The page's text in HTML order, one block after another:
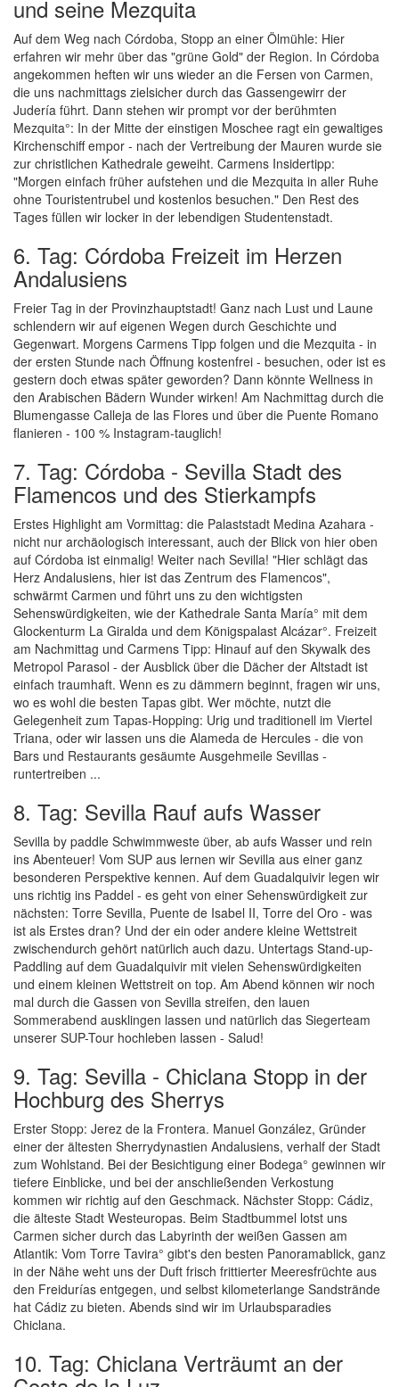
und seine Mezquita
Auf dem Weg nach Córdoba, Stopp an einer Ölmühle: Hier
erfahren wir mehr über das "grüne Gold" der Region. In Córdoba
angekommen heften wir uns wieder an die Fersen von Carmen,
die uns nachmittags zielsicher durch das Gassengewirr der
Judería führt. Dann stehen wir prompt vor der berühmten
Mezquita°: In der Mitte der einstigen Moschee ragt ein gewaltiges
Kirchenschiff empor - nach der Vertreibung der Mauren wurde sie
zur christlichen Kathedrale geweiht. Carmens Insidertipp:
"Morgen einfach früher aufstehen und die Mezquita in aller Ruhe
ohne Touristentrubel und kostenlos besuchen." Den Rest des
Tages füllen wir locker in der lebendigen Studentenstadt.
6. Tag: Córdoba Freizeit im Herzen
Andalusiens
Freier Tag in der Provinzhauptstadt! Ganz nach Lust und Laune
schlendern wir auf eigenen Wegen durch Geschichte und
Gegenwart. Morgens Carmens Tipp folgen und die Mezquita - in
der ersten Stunde nach Öffnung kostenfrei - besuchen, oder ist es
gestern doch etwas später geworden? Dann könnte Wellness in
den Arabischen Bädern Wunder wirken! Am Nachmittag durch die
Blumengasse Calleja de las Flores und über die Puente Romano
flanieren - 100 % Instagram-tauglich!
7. Tag: Córdoba - Sevilla Stadt des
Flamencos und des Stierkampfs
Erstes Highlight am Vormittag: die Palaststadt Medina Azahara -
nicht nur archäologisch interessant, auch der Blick von hier oben
auf Córdoba ist einmalig! Weiter nach Sevilla! "Hier schlägt das
Herz Andalusiens, hier ist das Zentrum des Flamencos",
schwärmt Carmen und führt uns zu den wichtigsten
Sehenswürdigkeiten, wie der Kathedrale Santa María° mit dem
Glockenturm La Giralda und dem Königspalast Alcázar°. Freizeit
am Nachmittag und Carmens Tipp: Hinauf auf den Skywalk des
Metropol Parasol - der Ausblick über die Dächer der Altstadt ist
einfach traumhaft. Wenn es zu dämmern beginnt, fragen wir uns,
wo es wohl die besten Tapas gibt. Wer möchte, nutzt die
Gelegenheit zum Tapas-Hopping: Urig und traditionell im Viertel
Triana, oder wir lassen uns die Alameda de Hercules - die von
Bars und Restaurants gesäumte Ausgehmeile Sevillas -
runtertreiben ...
8. Tag: Sevilla Rauf aufs Wasser
Sevilla by paddle Schwimmweste über, ab aufs Wasser und rein
ins Abenteuer! Vom SUP aus lernen wir Sevilla aus einer ganz
besonderen Perspektive kennen. Auf dem Guadalquivir legen wir
uns richtig ins Paddel - es geht von einer Sehenswürdigkeit zur
nächsten: Torre Sevilla, Puente de Isabel II, Torre del Oro - was
ist als Erstes dran? Und der ein oder andere kleine Wettstreit
zwischendurch gehört natürlich auch dazu. Untertags Stand-up-
Paddling auf dem Guadalquivir mit vielen Sehenswürdigkeiten
und einem kleinen Wettstreit on top. Am Abend können wir noch
mal durch die Gassen von Sevilla streifen, den lauen
Sommerabend ausklingen lassen und natürlich das Siegerteam
unserer SUP-Tour hochleben lassen - Salud!
9. Tag: Sevilla - Chiclana Stopp in der
Hochburg des Sherrys
Erster Stopp: Jerez de la Frontera. Manuel González, Gründer
einer der ältesten Sherrydynastien Andalusiens, verhalf der Stadt
zum Wohlstand. Bei der Besichtigung einer Bodega° gewinnen wir
tiefere Einblicke, und bei der anschließenden Verkostung
kommen wir richtig auf den Geschmack. Nächster Stopp: Cádiz,
die älteste Stadt Westeuropas. Beim Stadtbummel lotst uns
Carmen sicher durch das Labyrinth der weißen Gassen am
Atlantik: Vom Torre Tavira° gibt's den besten Panoramablick, ganz
in der Nähe weht uns der Duft frisch frittierter Meeresfrüchte aus
den Freidurías entgegen, und selbst kilometerlange Sandstrände
hat Cádiz zu bieten. Abends sind wir im Urlaubsparadies
Chiclana.
10. Tag: Chiclana Verträumt an der